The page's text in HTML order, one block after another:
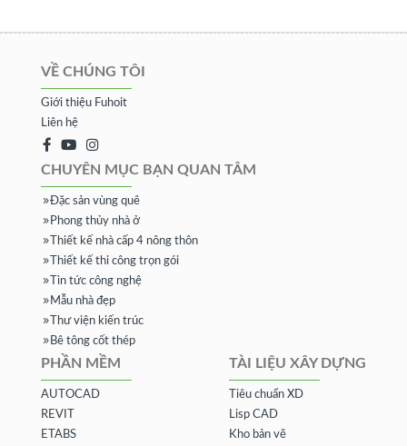
VỀ CHÚNG TÔI
Giới thiệu Fuhoit
Liên hệ
CHUYÊN MỤC BẠN QUAN TÂM
Đặc sản vùng quê
Phong thủy nhà ở
Thiết kế nhà cấp 4 nông thôn
Thiết kế thi công trọn gói
Tin tức công nghệ
Mẫu nhà đẹp
Thư viện kiến trúc
Bê tông cốt thép
PHẦN MỀM
AUTOCAD
REVIT
ETABS
TÀI LIỆU XÂY DỰNG
Tiêu chuẩn XD
Lisp CAD
Kho bản vẽ